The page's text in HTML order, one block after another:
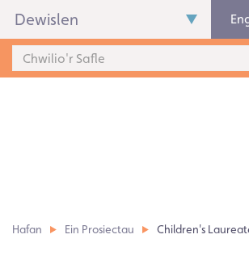
Dewislen
Hafan Ein Prosiectau Children's